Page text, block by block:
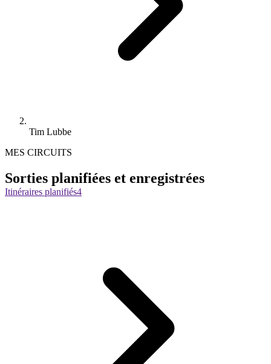
Tim Lubbe
MES CIRCUITS
Sorties planifiées et enregistrées
Itinéraires planifiés4